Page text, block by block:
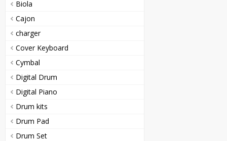
Biola
Cajon
charger
Cover Keyboard
Cymbal
Digital Drum
Digital Piano
Drum kits
Drum Pad
Drum Set